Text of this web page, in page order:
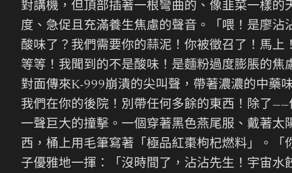
對講機，但頂部插著一根彎曲的、像韭菜一樣
度、急促且充滿養生焦慮的聲音。「喂！是廖
酸味了？我們需要你的蒜泥！你被徵召了！馬
等等！我聞到的不是酸味！是麵粉過度膨脹的焦
對面傳來K-999崩潰的尖叫聲，帶著濃濃的中藥
我們在你的後院！別帶任何多餘的東西！除了
一聲巨大的撞擊。一個穿著黑色燕尾服、戴著
西，桶上用毛筆寫著「極品紅棗枸杞燃料」。
子優雅地一揮：「沒時間了，沾沾先生！宇宙